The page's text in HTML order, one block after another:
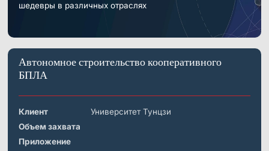
Роботизированные
Экзоскелеты
устройства
Морские &
Камеры
Серия Pluto
вопросы
Ресурсы
Новости и события Кейсы
Моушн-кэпчер
Связанные статьи
О нас
Дистрибьюторы
шедевры в различных отраслях
Автономное строительство кооперативного
БПЛА
Клиент
Университет Тунцзи
Объем захвата
Приложение